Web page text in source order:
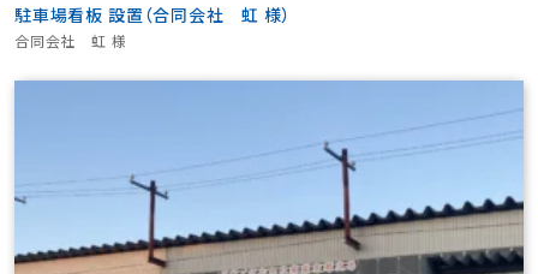
駐車場看板 設置（合同会社 虹 様）
合同会社 虹 様